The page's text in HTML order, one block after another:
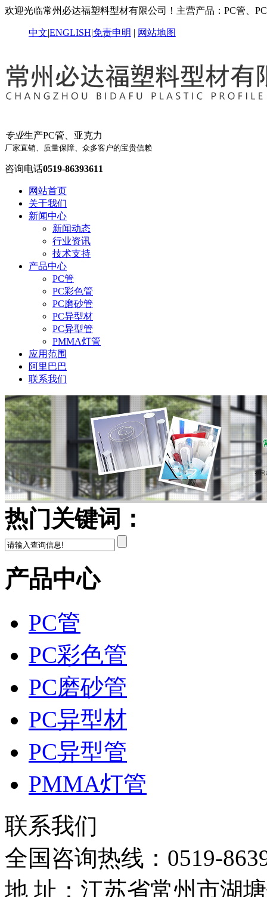
欢迎光临常州必达福塑料型材有限公司！主营产品：PC管、
中文|ENGLISH|免责申明 | 网站地图
专业生产PC管、亚克力
厂家直销、质量保障、众多客户的宝贵信赖
咨询电话0519-86393611
网站首页
关于我们
新闻中心
新闻动态
行业资讯
技术支持
产品中心
PC管
PC彩色管
PC磨砂管
PC异型材
PC异型管
PMMA灯管
应用范围
阿里巴巴
联系我们
热门关键词：
产品中心
PC管
PC彩色管
PC磨砂管
PC异型材
PC异型管
PMMA灯管
联系我们
全国咨询热线： 0519-
地 址：江苏省常州市湖